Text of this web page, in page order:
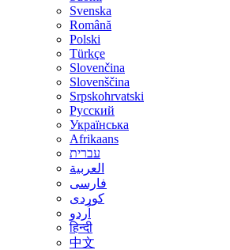
Svenska
Română
Polski
Türkçe
Slovenčina
Slovenščina
Srpskohrvatski
Русский
Українська
Afrikaans
עברית
العربية
فارسی
کوردی
اُردو
हिन्दी
中文